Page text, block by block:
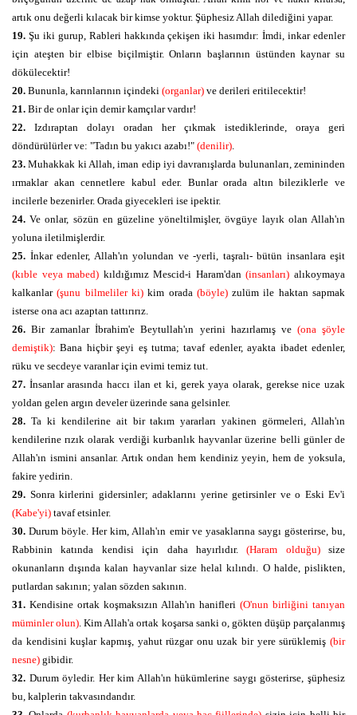
artık onu değerli kılacak bir kimse yoktur. Şüphesiz Allah dilediğini yapar.
19. Şu iki gurup, Rableri hakkında çekişen iki hasımdır: İmdi, inkar edenler
için ateşten bir elbise biçilmiştir. Onların başlarının üstünden kaynar su
dökülecektir!
20. Bununla, karınlarının içindeki (organlar) ve derileri eritilecektir!
21. Bir de onlar için demir kamçılar vardır!
22. Izdıraptan dolayı oradan her çıkmak istediklerinde, oraya geri
döndürülürler ve: "Tadın bu yakıcı azabı!" (denilir).
23.Muhakkak ki Allah, iman edip iyi davranışlarda bulunanları, zemininden
ırmaklar akan cennetlere kabul eder. Bunlar orada altın bileziklerle ve
incilerle bezenirler. Orada giyecekleri ise ipektir.
24.Ve onlar, sözün en güzeline yöneltilmişler, övgüye layık olan Allah'ın
yoluna iletilmişlerdir.
25. İnkar edenler, Allah'ın yolundan ve -yerli, taşralı- bütün insanlara eşit
(kıble veya mabed) kıldığımız Mescid-i Haram'dan(insanları) alıkoymaya
kalkanlar(şunu bilmeliler ki)kim orada (böyle)zulüm ile haktan sapmak
isterse ona acı azaptan tattırırız.
26.Bir zamanlar İbrahim'e Beytullah'ın yerini hazırlamış ve (ona şöyle
demiştik): Bana hiçbir şeyi eş tutma; tavaf edenler, ayakta ibadet edenler,
rüku ve secdeye varanlar için evimi temiz tut.
27. İnsanlar arasında haccı ilan et ki, gerek yaya olarak, gerekse nice uzak
yoldan gelen argın develer üzerinde sana gelsinler.
28. Ta ki kendilerine ait bir takım yararları yakinen görmeleri, Allah'ın
kendilerine rızık olarak verdiği kurbanlık hayvanlar üzerine belli günler de
Allah'ın ismini ansanlar. Artık ondan hem kendiniz yeyin, hem de yoksula,
fakire yedirin.
29. Sonra kirlerini gidersinler; adaklarını yerine getirsinler ve o Eski Ev'i
(Kabe'yi) tavaf etsinler.
30.Durum böyle. Her kim, Allah'ın emir ve yasaklarına saygı gösterirse, bu,
Rabbinin katında kendisi için daha hayırlıdır.(Haram olduğu)size
okunanların dışında kalan hayvanlar size helal kılındı. O halde, pislikten,
putlardan sakının; yalan sözden sakının.
31. Kendisine ortak koşmaksızın Allah'ın hanifleri (O'nun birliğini tanıyan
müminler olun). Kim Allah'a ortak koşarsa sanki o, gökten düşüp parçalanmış
da kendisini kuşlar kapmış, yahut rüzgar onu uzak bir yere sürüklemiş (bir
nesne) gibidir.
32. Durum öyledir. Her kim Allah'ın hükümlerine saygı gösterirse, şüphesiz
bu, kalplerin takvasındandır.